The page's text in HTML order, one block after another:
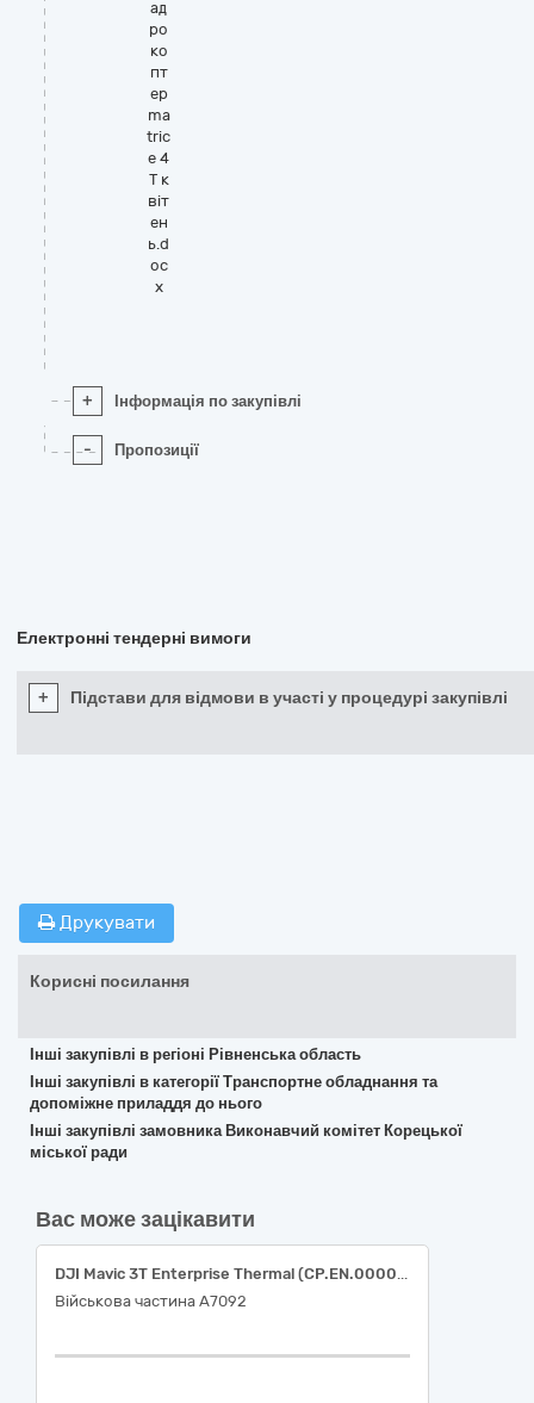
ад
ро
ко
пт
ер
ma
tric
e 4
Т к
віт
ен
ь.d
oc
x
+ Інформація по закупівлі
- Пропозиції
Електронні тендерні вимоги
+ Підстави для відмови в участі у процедурі закупівлі
Друкувати
Корисні посилання
Інші закупівлі в регіоні Рівненська область
Інші закупівлі в категорії Транспортне обладнання та
допоміжне приладдя до нього
Інші закупівлі замовника Виконавчий комітет Корецької
міської ради
Вас може зацікавити
DJI Mavic 3T Enterprise Thermal (CP.EN.00000415.01)
Військова частина А7092